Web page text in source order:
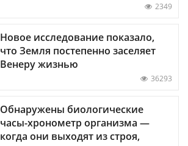
2349
Новое исследование показало,
что Земля постепенно заселяет
Венеру жизнью
36293
Обнаружены биологические
часы-хронометр организма —
когда они выходят из строя,